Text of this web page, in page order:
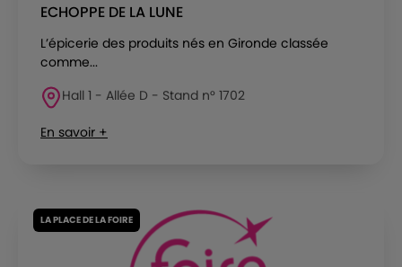
ECHOPPE DE LA LUNE
L’épicerie des produits nés en Gironde classée
comme...
Hall 1 - Allée D - Stand n° 1702
En savoir +
LA PLACE DE LA FOIRE